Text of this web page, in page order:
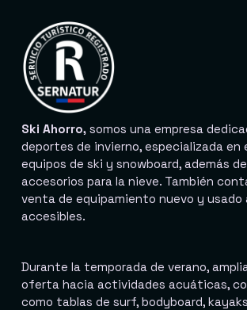
Ski Ahorro, somos una empresa
deportes de invierno, especializada en
equipos de ski y snowboard, además
accesorios para la nieve. También
venta de equipamiento nuevo y usado
accesibles.
Durante la temporada de verano,
oferta hacia actividades acuáticas,
como tablas de surf, bodyboard,